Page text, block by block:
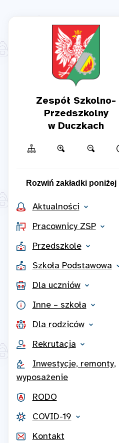
Zespół Szkolno-
Przedszkolny
w Duczkach
Rozwiń zakładki poniżej
Aktualności
Pracownicy ZSP
Przedszkole
Szkoła Podstawowa
Dla uczniów
Inne – szkoła
Dla rodziców
Rekrutacja
Inwestycje, remonty,
wyposażenie
RODO
COVID-19
Kontakt